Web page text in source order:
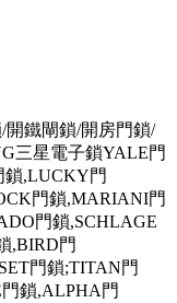
開鐵閘鎖/開房門鎖/
三星電子鎖YALE門
鎖,LUCKY門
門鎖,MARIANI門
門鎖,SCHLAGE
,BIRD門
門鎖;TITAN門
鎖,ALPHA門